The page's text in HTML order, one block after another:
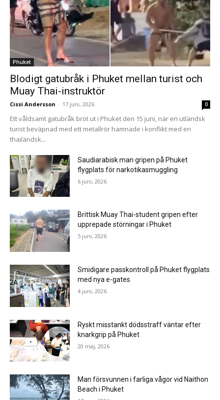
Phuket
Blodigt gatubråk i Phuket mellan turist och
Muay Thai-instruktör
Cissi Andersson - 17 juni, 2026 0
Ett våldsamt gatubråk bröt ut i Phuket den 15 juni, när en utländsk
turist beväpnad med ett metallrör hamnade i konflikt med en
thailändsk...
Saudiarabisk man gripen på Phuket
flygplats för narkotikasmuggling
6 juni, 2026
Brittisk Muay Thai-student gripen efter
upprepade störningar i Phuket
5 juni, 2026
Smidigare passkontroll på Phuket flygplats
med nya e-gates
4 juni, 2026
Ryskt misstankt dödsstraff väntar efter
knarkgrip på Phuket
20 maj, 2026
Man försvunnen i farliga vågor vid Naithon
Beach i Phuket